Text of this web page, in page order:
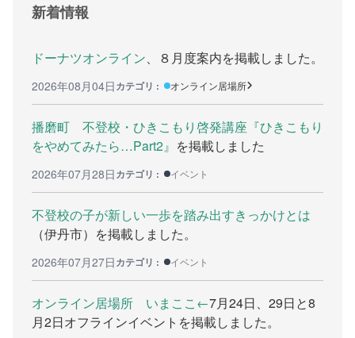
助成金等の情報
相談する前に
兵庫県ひきこもり総合支援センター
兵庫ひきこもり相談支援センター
カウンセリング機関
働く前に
ボランティアしたい方への情報
新着情報
ドーナツオンライン 、８月度案内を掲載しました。
2026年08月04日カテゴリ : オンライン居場所
播磨町 不登校・ひきこもり啓発講座『ひきこもり
をやめてみたら…Part2』 を掲載しました
2026年07月28日カテゴリ : イベント
不登校の子が新しい一歩を踏み出すきっかけとは
（伊丹市）を掲載しました。
2026年07月27日カテゴリ : イベント
オンライン居場所 いまここ←7月24日、29日と8
月2日オフラインイベントを掲載しました。